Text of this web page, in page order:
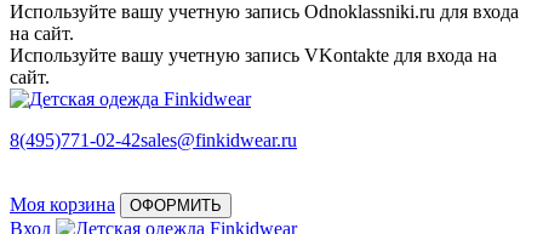
Используйте вашу учетную запись Odnoklassniki.ru для входа
на сайт.
Используйте вашу учетную запись VKontakte для входа на
сайт.
8(495)771-02-42sales@finkidwear.ru
Моя корзина ОФОРМИТЬ
Вход